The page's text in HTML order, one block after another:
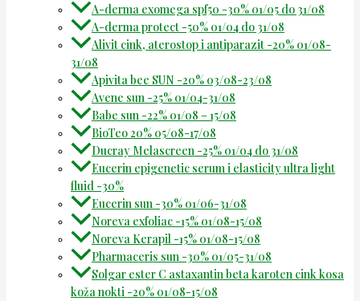
A-derma exomega spf50 -30% 01/05 do 31/08
A-derma protect -50% 01/04 do 31/08
Alivit cink, aterostop i antiparazit -20% 01/08-
31/08
Apivita bee SUN -20% 03/08-23/08
Avene sun -25% 01/04-31/08
Babe sun -22% 01/08 – 15/08
BioTeo 20% 05/08-17/08
Ducray Melascreen -25% 01/04 do 31/08
Eucerin epigenetic serum i elasticity ultra light
fluid -30%
Eucerin sun -30% 01/06-31/08
Noreva exfoliac -15% 01/08-15/08
Noreva Kerapil -15% 01/08-15/08
Pharmaceris sun -30% 01/05-31/08
Solgar ester C astaxantin beta karoten cink kosa
koža nokti -20% 01/08-15/08